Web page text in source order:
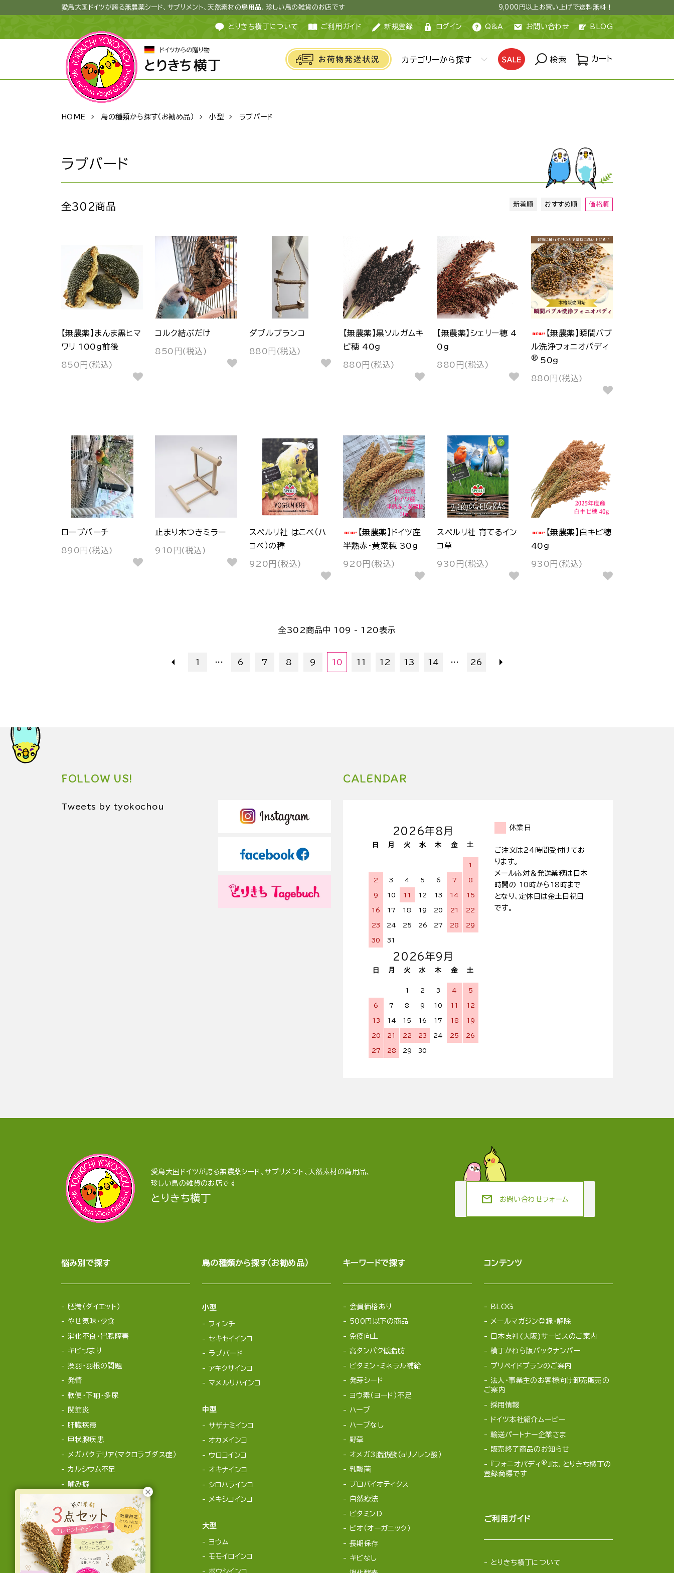
愛鳥大国ドイツが誇る無農薬シード、サプリメント、天然素材の鳥用品、珍しい鳥の雑貨のお店です 9,000円以上お買い上げで送料無料！
とりきち横丁について ご利用ガイド 新規登録 ログイン Q&A お問い合わせ BLOG
カテゴリーから探す 検索 カート
HOME 鳥の種類から探す（お勧め品） 小型 ラブバード
ラブバード
全302商品 新着順 おすすめ順 価格順
【無農薬】まんま黒ヒマ
ワリ 100g前後
850円(税込)
コルク結ぶだけ
850円(税込)
ダブルブランコ
880円(税込)
【無農薬】黒ソルガムキ
ビ穂 40g
880円(税込)
【無農薬】シェリー穂 4
0g
880円(税込)
【無農薬】瞬間バブ
ル洗浄フォニオパディ
® 50g
880円(税込)
ロープパーチ
890円(税込)
止まり木つきミラー
910円(税込)
スペルリ社 はこべ（ハ
コベ）の種
920円(税込)
【無農薬】ドイツ産
半熟赤・黄粟穂 30g
920円(税込)
スペルリ社 育てるイン
コ草
930円(税込)
【無農薬】白キビ穂
40g
930円(税込)
全302商品中 109 - 120表示
1 ... 6 7 8 9 10 11 12 13 14 ... 26
FOLLOW US!
Tweets by tyokochou
CALENDAR
2026年8月
日 月 火 水 木 金 土
1
2 3 4 5 6 7 8
9 10 11 12 13 14 15
16 17 18 19 20 21 22
23 24 25 26 27 28 29
30 31
2026年9月
日 月 火 水 木 金 土
1 2 3 4 5
6 7 8 9 10 11 12
13 14 15 16 17 18 19
20 21 22 23 24 25 26
27 28 29 30
休業日
ご注文は24時間受付けてお
ります。
メール応対＆発送業務は日本
時間の 10時から18時まで
となり、定休日は金土日祝日
です。
愛鳥大国ドイツが誇る無農薬シード、サプリメント、天然素材の鳥用品、
珍しい鳥の雑貨のお店です
とりきち横丁 mail お問い合わせフォーム
悩み別で探す
肥満（ダイエット）
やせ気味・少食
消化不良・胃腸障害
キビづまり
換羽・羽根の問題
発情
軟便・下痢・多尿
関節炎
肝臓疾患
甲状腺疾患
メガバクテリア（マクロラブダス症）
カルシウム不足
噛み癖
鳥の種類から探す（お勧め品）
小型
フィンチ
セキセイインコ
ラブバード
アキクサインコ
マメルリハインコ
中型
サザナミインコ
オカメインコ
ウロコインコ
オキナインコ
シロハラインコ
メキシコインコ
大型
ヨウム
モモイロインコ
ボウシインコ
キーワードで探す
会員価格あり
500円以下の商品
免疫向上
高タンパク低脂肪
ビタミン・ミネラル補給
発芽シード
ヨウ素（ヨード）不足
ハーブ
ハーブなし
野草
オメガ3脂肪酸（αリノレン酸）
乳酸菌
プロバイオティクス
自然療法
ビタミンD
ビオ（オーガニック）
長期保存
キビなし
コンテンツ
BLOG
メールマガジン登録・解除
日本支社(大阪)サービスのご案内
横丁かわら版バックナンバー
プリペイドプランのご案内
法人・事業主のお客様向け卸売販売の
ご案内
採用情報
ドイツ本社紹介ムービー
輸送パートナー企業さま
販売終了商品のお知らせ
『フォニオパディ ® 』は、とりきち横丁の
登録商標です
ご利用ガイド
とりきち横丁について